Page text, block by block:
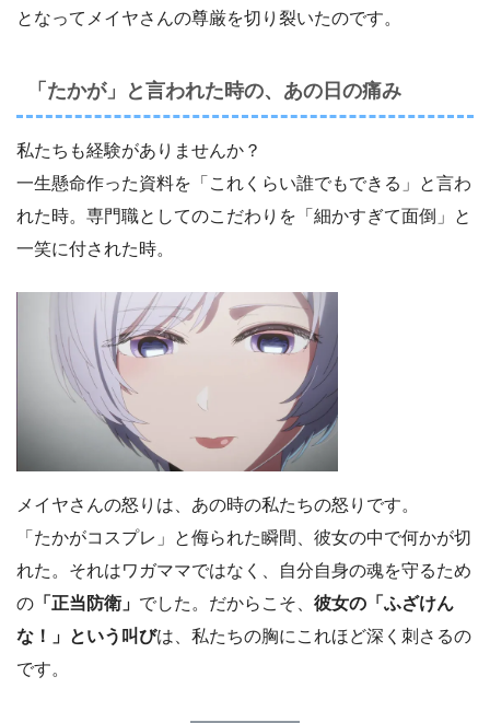
となってメイヤさんの尊厳を切り裂いたのです。
「たかが」と言われた時の、あの日の痛み
私たちも経験がありませんか？
一生懸命作った資料を「これくらい誰でもできる」と言わ
れた時。専門職としてのこだわりを「細かすぎて面倒」と
一笑に付された時。
メイヤさんの怒りは、あの時の私たちの怒りです。
「たかがコスプレ」と侮られた瞬間、彼女の中で何かが切
れた。それはワガママではなく、自分自身の魂を守るため
の 「正当防衛」 でした。だからこそ、 彼女の「ふざけん
な！」という叫びは、私たちの胸にこれほど深く刺さるの
です。